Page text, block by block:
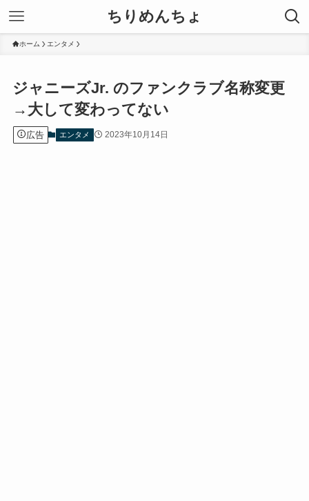
ちりめんちょ
ホーム エンタメ
ジャニーズJr. のファンクラブ名称変更
→大して変わってない
広告 エンタメ 2023年10月14日